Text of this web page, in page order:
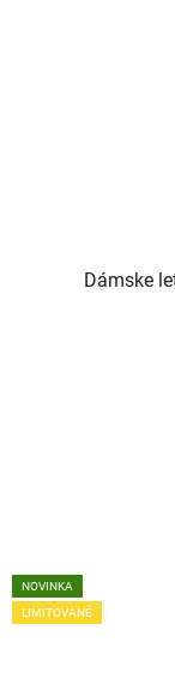
Dámske
NOVINKA
LIMITOVANÉ